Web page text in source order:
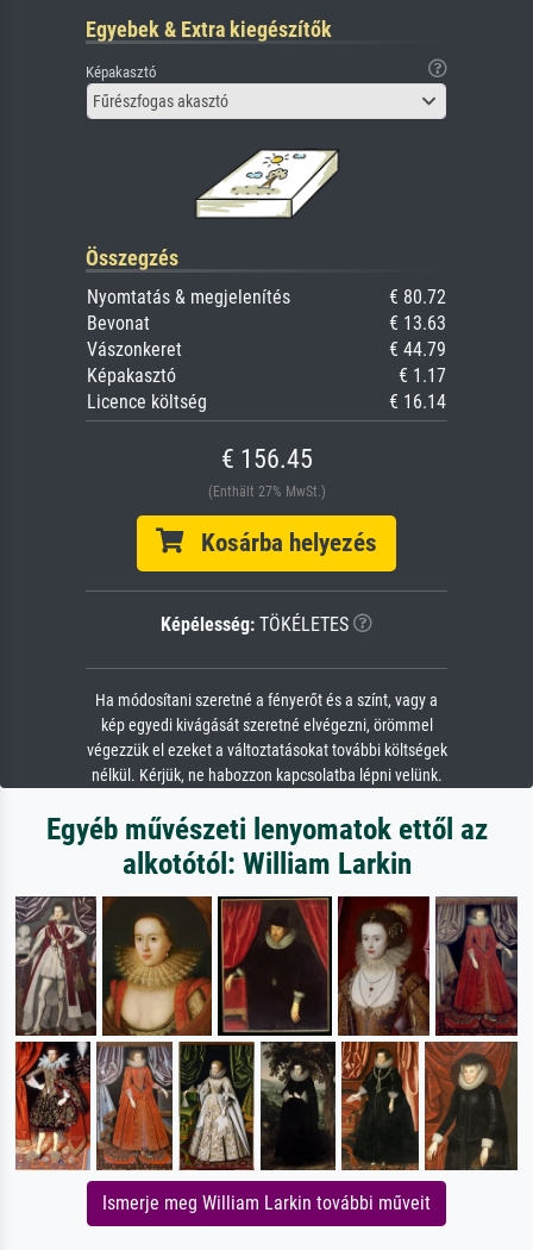
Egyebek & Extra kiegészítők
Képakasztó
Fűrészfogas akasztó
Összegzés
Nyomtatás & megjelenítés
€ 80.72
Bevonat
€ 13.63
Vászonkeret
€ 44.79
Képakasztó
€ 1.17
Licence költség
€ 16.14
€ 156.45
(Enthält 27% MwSt.)
Kosárba helyezés
Képélesség: TÖKÉLETES
Ha módosítani szeretné a fényerőt és a színt, vagy a
kép egyedi kivágását szeretné elvégezni, örömmel
végezzük el ezeket a változtatásokat további költségek
nélkül. Kérjük, ne habozzon kapcsolatba lépni velünk.
Egyéb művészeti lenyomatok ettől az
alkotótól: William Larkin
Ismerje meg William Larkin további műveit